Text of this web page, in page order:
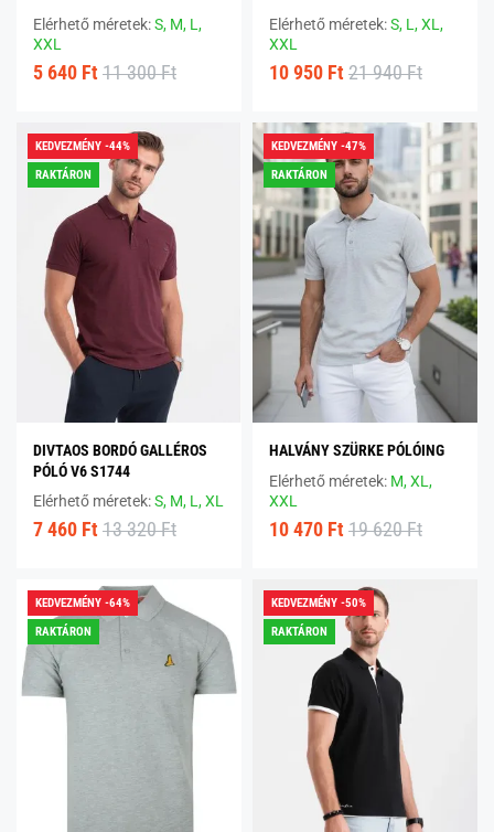
Elérhető méretek:S, M, L,
XXL
5 640 Ft 11 300 Ft
Elérhető méretek:S, L,XL,
XXL
10 950 Ft 21 940 Ft
KEDVEZMÉNY -44%
RAKTÁRON
DIVTAOS BORDÓ GALLÉROS
PÓLÓ V6 S1744
Elérhető méretek:S, M, L,XL
7 460 Ft 13 320 Ft
KEDVEZMÉNY -47%
RAKTÁRON
HALVÁNY SZÜRKE PÓLÓING
Elérhető méretek: M,XL,
XXL
10 470 Ft 19 620 Ft
KEDVEZMÉNY -64%
RAKTÁRON
KEDVEZMÉNY -50%
RAKTÁRON